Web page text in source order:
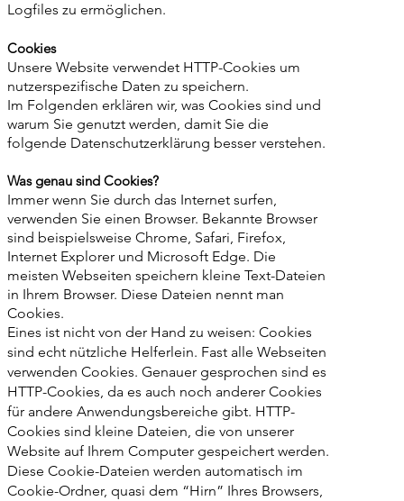
Logfiles zu ermöglichen.
Cookies
Unsere Website verwendet HTTP-Cookies um
nutzerspezifische Daten zu speichern.
Im Folgenden erklären wir, was Cookies sind und
warum Sie genutzt werden, damit Sie die
folgende Datenschutzerklärung besser verstehen.
Was genau sind Cookies?
Immer wenn Sie durch das Internet surfen,
verwenden Sie einen Browser. Bekannte Browser
sind beispielsweise Chrome, Safari, Firefox,
Internet Explorer und Microsoft Edge. Die
meisten Webseiten speichern kleine Text-Dateien
in Ihrem Browser. Diese Dateien nennt man
Cookies.
Eines ist nicht von der Hand zu weisen: Cookies
sind echt nützliche Helferlein. Fast alle Webseiten
verwenden Cookies. Genauer gesprochen sind es
HTTP-Cookies, da es auch noch anderer Cookies
für andere Anwendungsbereiche gibt. HTTP-
Cookies sind kleine Dateien, die von unserer
Website auf Ihrem Computer gespeichert werden.
Diese Cookie-Dateien werden automatisch im
Cookie-Ordner, quasi dem “Hirn” Ihres Browsers,